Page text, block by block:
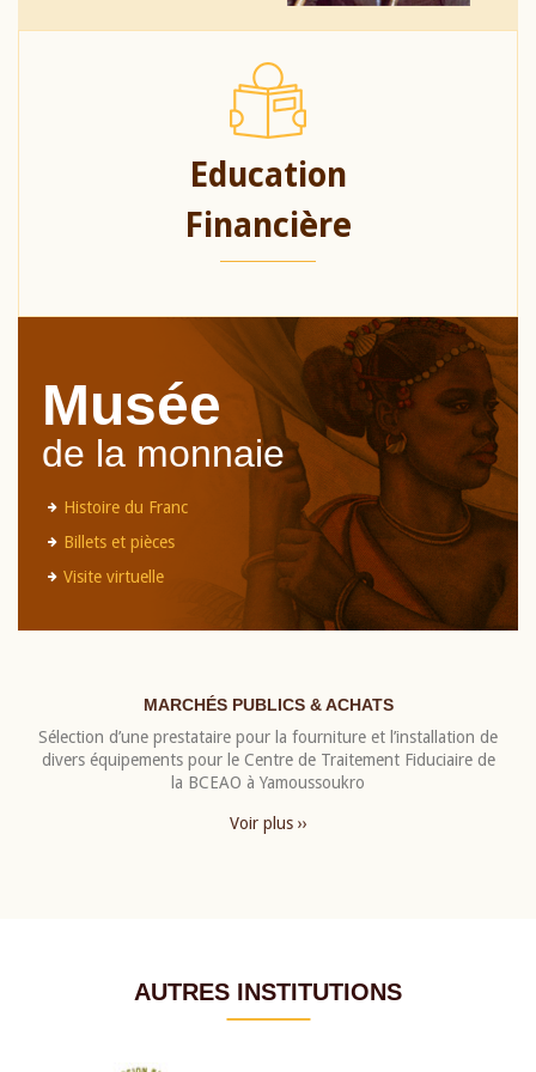
Education
Financière
Musée
de la monnaie
Histoire du Franc
Billets et pièces
Visite virtuelle
MARCHÉS PUBLICS & ACHATS
Sélection d’une prestataire pour la fourniture et l’installation de
divers équipements pour le Centre de Traitement Fiduciaire de
la BCEAO à Yamoussoukro
Voir plus ››
AUTRES INSTITUTIONS